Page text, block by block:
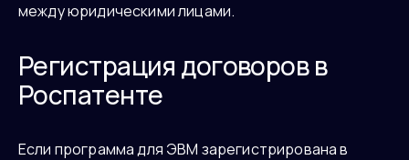
между юридическими лицами.
Регистрация договоров в
Роспатенте
Если программа для ЭВМ зарегистрирована в